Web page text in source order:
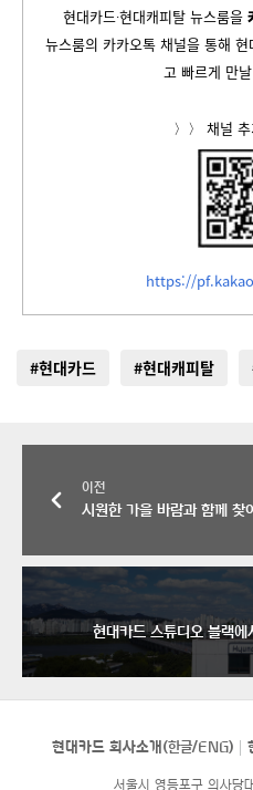
현대카드∙현대캐피탈 뉴스룸을
뉴스룸의 카카오톡 채널을 통해
고 빠르게 만
〉〉 채널
https://
#현대카드 #현대캐피탈
이전
시원한 가을 바람과 함께 찾
현대카드 스튜디오 블랙에
현대카드 회사소개(한글/ENG)
서울시 영등포구 의사당